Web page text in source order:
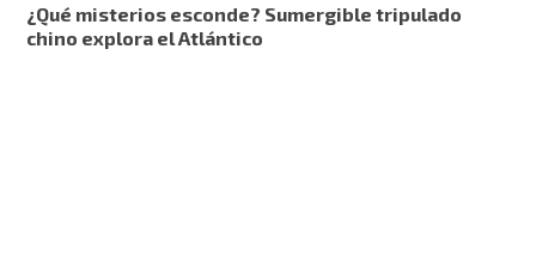
¿Qué misterios esconde? Sumergible tripulado
chino explora el Atlántico